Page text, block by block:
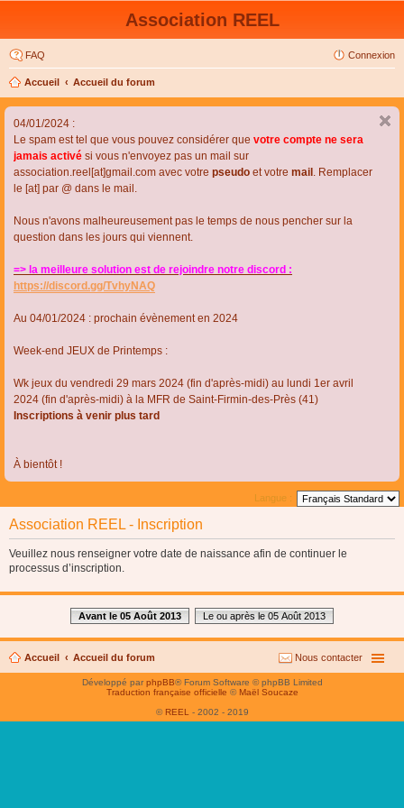
Association REEL
FAQ Connexion
Accueil Accueil du forum
04/01/2024 :
Le spam est tel que vous pouvez considérer que votre compte ne sera
jamais activé si vous n'envoyez pas un mail sur
association.reel[at]gmail.com avec votre pseudo et votre mail . Remplacer
le [at] par @ dans le mail.
Nous n'avons malheureusement pas le temps de nous pencher sur la
question dans les jours qui viennent.
=> la meilleure solution est de rejoindre notre discord :
https://discord.gg/TvhyNAQ
Au 04/01/2024 : prochain évènement en 2024
Week-end JEUX de Printemps :
Wk jeux du vendredi 29 mars 2024 (fin d'après-midi) au lundi 1er avril
2024 (fin d'après-midi) à la MFR de Saint-Firmin-des-Près (41)
Inscriptions à venir plus tard
À bientôt !
Langue :
Association REEL - Inscription
Veuillez nous renseigner votre date de naissance afin de continuer le
processus d’inscription.
Avant le 05 Août 2013 Le ou après le 05 Août 2013
Accueil Accueil du forum Nous contacter
Développé parphpBB® Forum Software © phpBB Limited
Traduction française officielle © Maël Soucaze
© REEL - 2002 - 2019